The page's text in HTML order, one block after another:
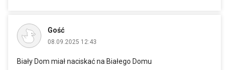
Gość
08.09.2025 12:43
Biały Dom miał naciskać na Białego Domu